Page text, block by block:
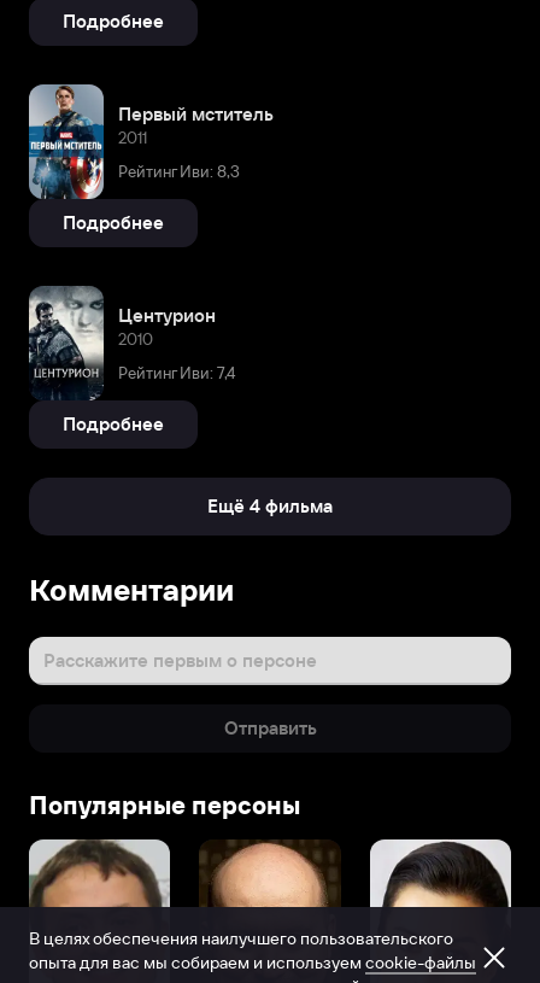
Подробнее
Первый мститель
2011
Рейтинг Иви: 8,3
Подробнее
Центурион
2010
Рейтинг Иви: 7,4
Подробнее
Ещё 4 фильма
Комментарии
Расскажите первым о персоне
Отправить
Популярные персоны
В целях обеспечения наилучшего пользовательского
опыта для вас мы собираем и используем cookie-файлы